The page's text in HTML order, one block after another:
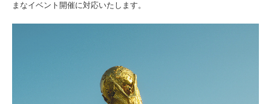
まなイベント開催に対応いたします。